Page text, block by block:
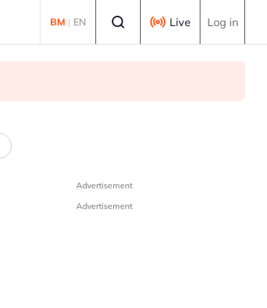
BM | EN Live Log in
Advertisement
Advertisement